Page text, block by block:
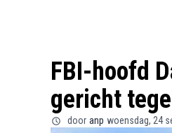
FBI-hoofd
gericht
door anp woensdag, 24